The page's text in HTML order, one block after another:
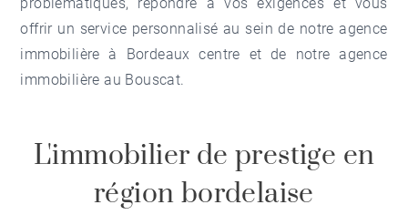
offrir un service personnalisé au sein de notreagence
immobilière à Bordeaux centre et de notreagence
immobilière au Bouscat.
L'immobilier de prestige en
région bordelaise